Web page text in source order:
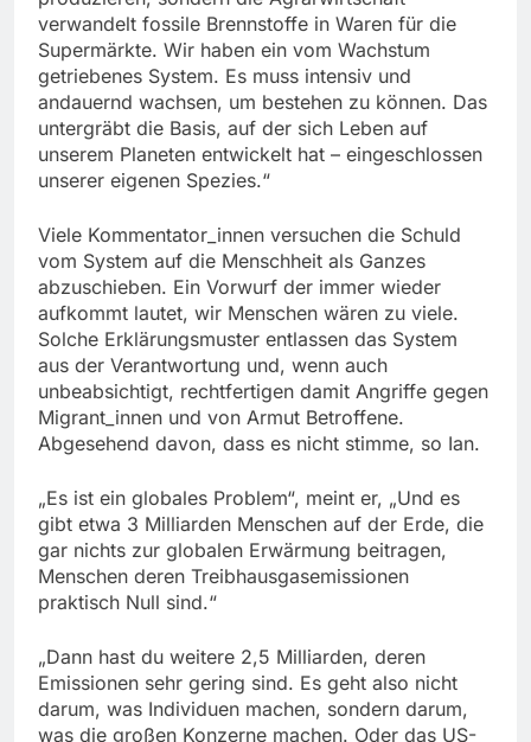
verwandelt fossile Brennstoffe in Waren für die
Supermärkte. Wir haben ein vom Wachstum
getriebenes System. Es muss intensiv und
andauernd wachsen, um bestehen zu können. Das
untergräbt die Basis, auf der sich Leben auf
unserem Planeten entwickelt hat – eingeschlossen
unserer eigenen Spezies.“
Viele Kommentator_innen versuchen die Schuld
vom System auf die Menschheit als Ganzes
abzuschieben. Ein Vorwurf der immer wieder
aufkommt lautet, wir Menschen wären zu viele.
Solche Erklärungsmuster entlassen das System
aus der Verantwortung und, wenn auch
unbeabsichtigt, rechtfertigen damit Angriffe gegen
Migrant_innen und von Armut Betroffene.
Abgesehend davon, dass es nicht stimme, so Ian.
„Es ist ein globales Problem“, meint er, „Und es
gibt etwa 3 Milliarden Menschen auf der Erde, die
gar nichts zur globalen Erwärmung beitragen,
Menschen deren Treibhausgasemissionen
praktisch Null sind.“
„Dann hast du weitere 2,5 Milliarden, deren
Emissionen sehr gering sind. Es geht also nicht
darum, was Individuen machen, sondern darum,
was die großen Konzerne machen. Oder das US-